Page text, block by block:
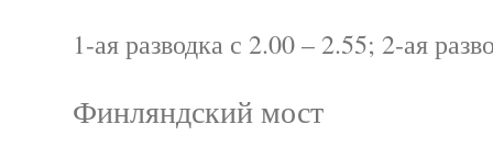
1-ая разводка с 2.00 – 2.55; 2-ая
Финляндский мост